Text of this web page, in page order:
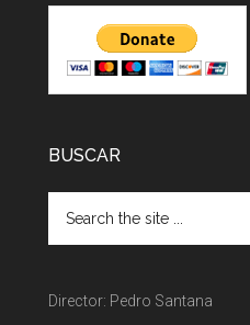
BUSCAR
Director: Pedro Santana